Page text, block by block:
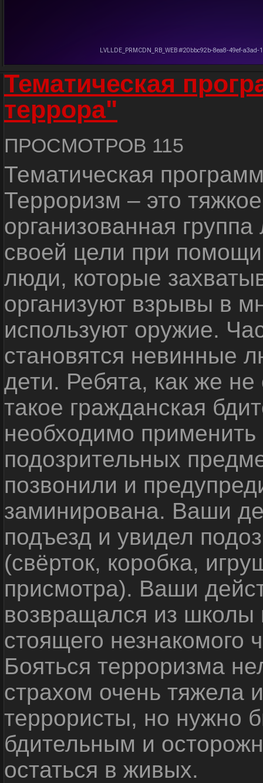
Тематическая
террора"
ПРОСМОТРОВ 115
Тематическая
Терроризм – это
организованная
своей цели при
люди, которые
организуют взрывы в
используют оружие.
становятся невинные
дети. Ребята, как же не
такое гражданская
необходимо
подозрительных
позвонили и
заминирована. Ваши
подъезд и увидел
(свёрток, коробка,
присмотра). Ваши
возвращался из школы
стоящего незнакомого
Бояться терроризма
страхом очень тяжела
террористы, но нужно
бдительным и
остаться в живых.